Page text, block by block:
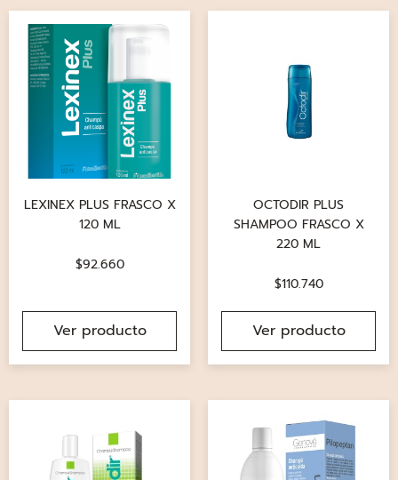
LEXINEX PLUS FRASCO X
120 ML
$92.660
Ver producto
OCTODIR PLUS
SHAMPOO FRASCO X
220 ML
$110.740
Ver producto